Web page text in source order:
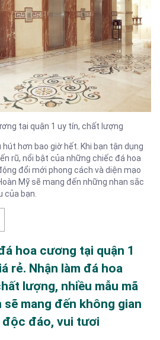
tại quận 1 uy tín, chất lượng
hơn bao giờ hết. Khi bạn tận dụng
rũ, nổi bật của những chiếc đá hoa
đổi mới phong cách và diện mạo
Mỹ sẽ mang đến những nhan sắc
của bạn.
hoa cương tại quận 1
rẻ. Nhận làm đá hoa
lượng, nhiều mẫu mã
sẽ mang đến không gian
đáo, vui tươi